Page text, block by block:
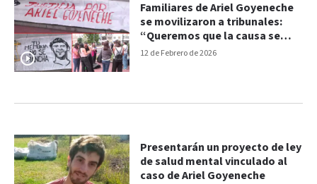
12 de Febrero de 2026
Familiares de Ariel Goyeneche
se movilizaron a tribunales:
“Queremos que la causa se
eleve a juicio lo antes posible"
Presentarán un proyecto de ley
de salud mental vinculado al
caso de Ariel Goyeneche